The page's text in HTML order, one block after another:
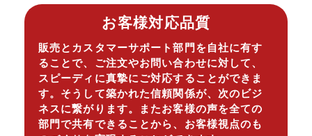
お客様対応品質
販売とカスタマーサポート部門を自社に有す
ることで、ご注文やお問い合わせに対して、
スピーディに真摯にご対応することができま
す。そうして築かれた信頼関係が、次のビジ
ネスに繋がります。またお客様の声を全ての
部門で共有できることから、お客様視点のも